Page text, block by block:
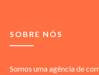
SOBRE NÓS
Somos uma agência de